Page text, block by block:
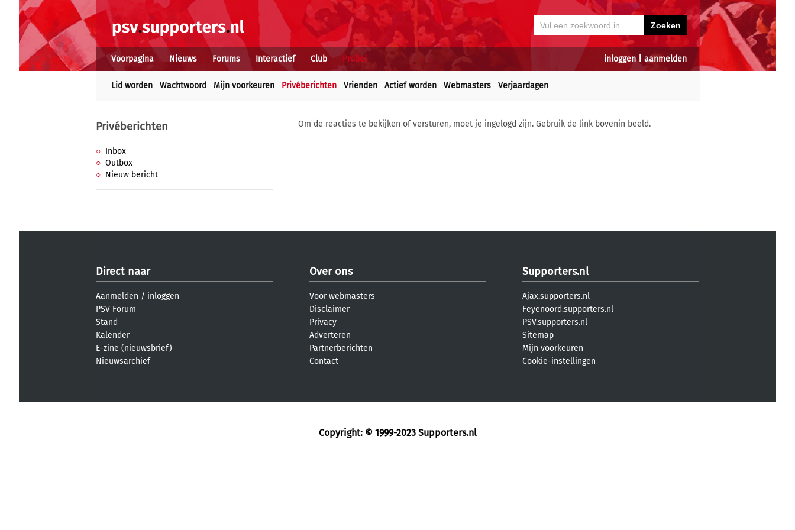
inloggen| aanmelden
Voorpagina Nieuws Forums Interactief Club Profiel
Lid worden Wachtwoord Mijn voorkeuren Privéberichten Vrienden Actief worden Webmasters Verjaardagen
Privéberichten
Inbox
Outbox
Nieuw bericht
Om de reacties te bekijken of versturen, moet je ingelogd zijn. Gebruik de link bovenin beeld.
Direct naar
Aanmelden / inloggen
PSV Forum
Stand
Kalender
E-zine (nieuwsbrief)
Nieuwsarchief
Over ons
Voor webmasters
Disclaimer
Privacy
Adverteren
Partnerberichten
Contact
Supporters.nl
Ajax.supporters.nl
Feyenoord.supporters.nl
PSV.supporters.nl
Sitemap
Mijn voorkeuren
Cookie-instellingen
Copyright: © 1999-2023 Supporters.nl